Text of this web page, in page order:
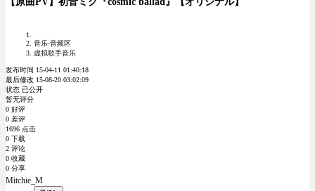
音乐-音频区
虚拟歌手音乐
发布时间 15-04-11 01:40:18
最后修改 15-08-20 03:02:09
状态 已公开
暂无评分
0 好评
0 差评
1696 点击
0 下载
2 评论
0 收藏
0 分享
Mitchie_M